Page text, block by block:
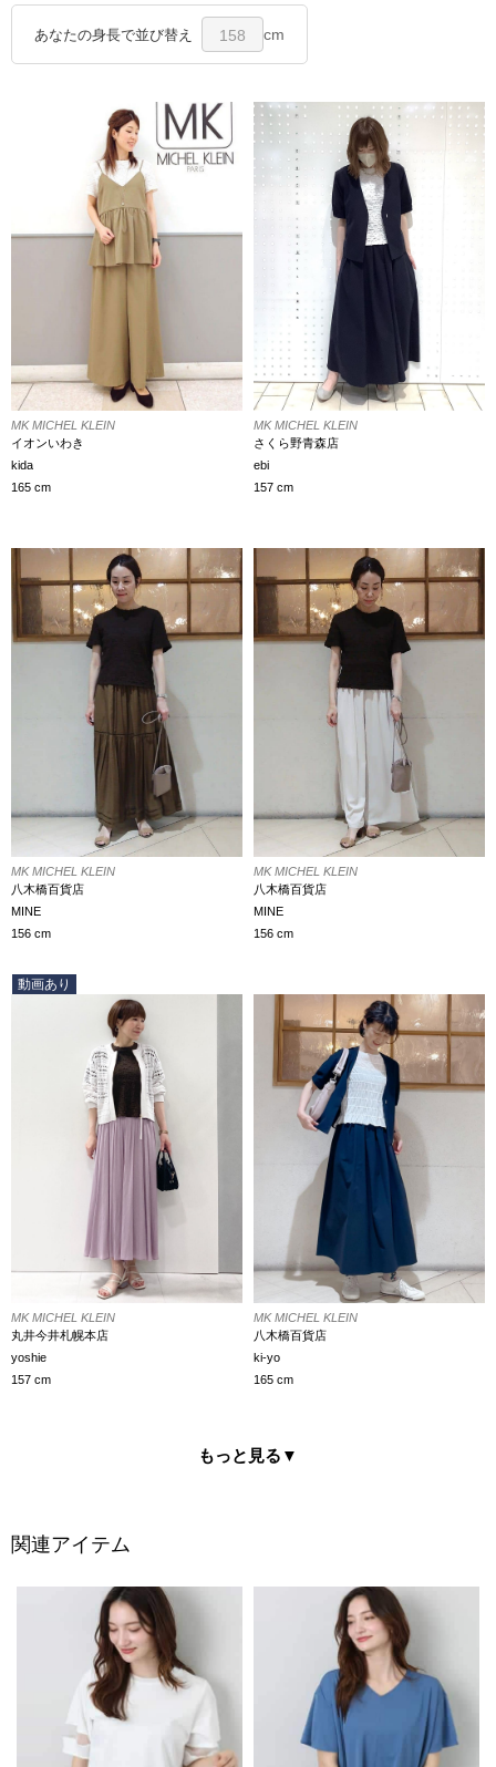
あなたの身長で並び替え 158 cm
MK MICHEL KLEIN
イオンいわき
kida
165 cm
MK MICHEL KLEIN
さくら野青森店
ebi
157 cm
MK MICHEL KLEIN
八木橋百貨店
MINE
156 cm
MK MICHEL KLEIN
八木橋百貨店
MINE
156 cm
動画あり
MK MICHEL KLEIN
丸井今井札幌本店
yoshie
157 cm
MK MICHEL KLEIN
八木橋百貨店
ki-yo
165 cm
もっと見る ▼
関連アイテム